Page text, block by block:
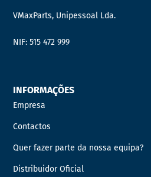
VMaxParts, Unipessoal Lda.
NIF: 515 472 999
INFORMAÇÕES
Empresa
Contactos
Quer fazer parte da nossa equipa?
Distribuidor Oficial